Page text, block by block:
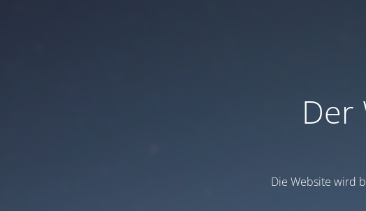
Der
Die Website wird